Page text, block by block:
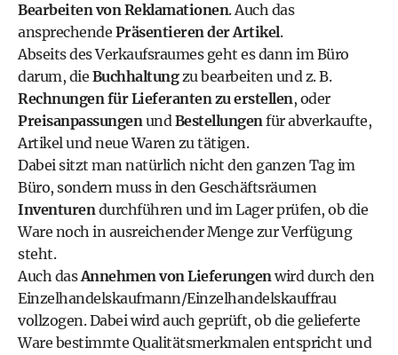
Bearbeiten von Reklamationen. Auch das
ansprechende Präsentieren der Artikel.
Abseits des Verkaufsraumes geht es dann im Büro
darum, die Buchhaltungzu bearbeiten und z. B.
Rechnungen für Lieferanten zu erstellen, oder
PreisanpassungenundBestellungenfür abverkaufte,
Artikel und neue Waren zu tätigen.
Dabei sitzt man natürlich nicht den ganzen Tag im
Büro, sondern muss in den Geschäftsräumen
Inventurendurchführen und im Lager prüfen, ob die
Ware noch in ausreichender Menge zur Verfügung
steht.
Auch dasAnnehmen von Lieferungenwird durch den
Einzelhandelskaufmann/Einzelhandelskauffrau
vollzogen. Dabei wird auch geprüft, ob die gelieferte
Ware bestimmte Qualitätsmerkmalen entspricht und